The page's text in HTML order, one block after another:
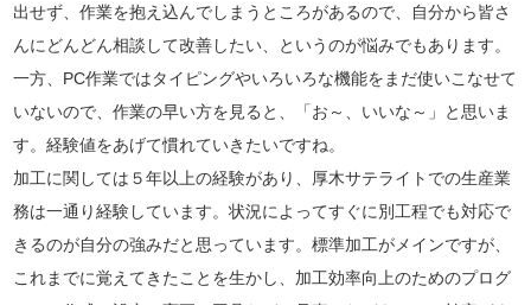
出せず、作業を抱え込んでしまうところがあるので、自分から皆さ
んにどんどん相談して改善したい、というのが悩みでもあります。
一方、PC作業ではタイピングやいろいろな機能をまだ使いこなせて
いないので、作業の早い方を見ると、「お～、いいな～」と思いま
す。経験値をあげて慣れていきたいですね。
加工に関しては５年以上の経験があり、厚木サテライトでの生産業
務は一通り経験しています。状況によってすぐに別工程でも対応で
きるのが自分の強みだと思っています。標準加工がメインですが、
これまでに覚えてきたことを生かし、加工効率向上のためのプログ